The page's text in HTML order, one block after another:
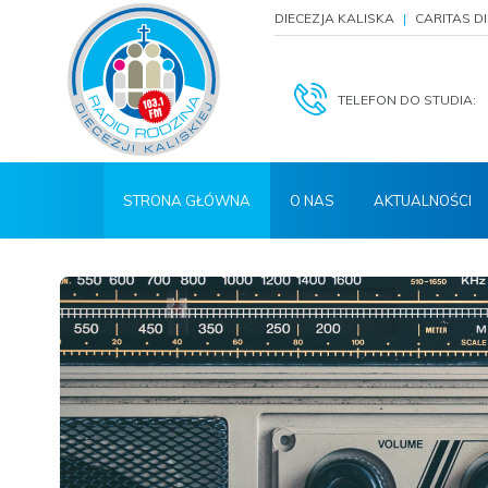
DIECEZJA KALISKA CARITAS
TELEFON DO STUDIA:
STRONA GŁÓWNA O NAS AKTUALNOŚCI